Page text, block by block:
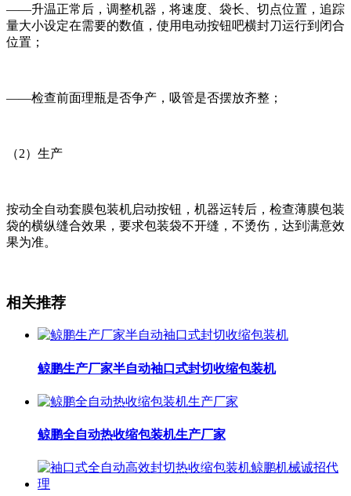
——升温正常后，调整机器，将速度、袋长、切点位置，追踪
量大小设定在需要的数值，使用电动按钮吧横封刀运行到闭合
位置；
——检查前面理瓶是否争产，吸管是否摆放齐整；
（2）生产
按动全自动套膜包装机启动按钮，机器运转后，检查薄膜包装
袋的横纵缝合效果，要求包装袋不开缝，不烫伤，达到满意效
果为准。
相关推荐
鲸鹏生产厂家半自动袖口式封切收缩包装机
鲸鹏全自动热收缩包装机生产厂家